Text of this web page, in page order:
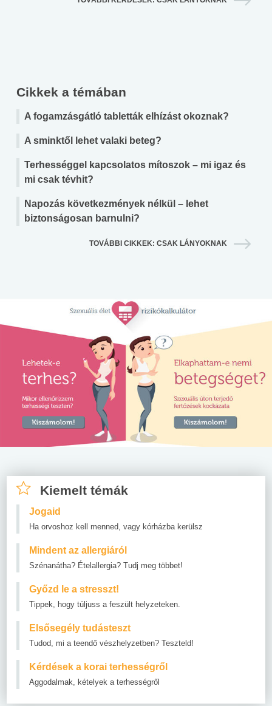
Cikkek a témában
A fogamzásgátló tabletták elhízást okoznak?
A sminktől lehet valaki beteg?
Terhességgel kapcsolatos mítoszok – mi igaz és
mi csak tévhit?
Napozás következmények nélkül – lehet
biztonságosan barnulni?
TOVÁBBI CIKKEK: CSAK LÁNYOKNAK
Kiemelt témák
Jogaid
Ha orvoshoz kell menned, vagy kórházba kerülsz
Mindent az allergiáról
Szénanátha? Ételallergia? Tudj meg többet!
Győzd le a stresszt!
Tippek, hogy túljuss a feszült helyzeteken.
Elsősegély tudásteszt
Tudod, mi a teendő vészhelyzetben? Teszteld!
Kérdések a korai terhességről
Aggodalmak, kételyek a terhességről